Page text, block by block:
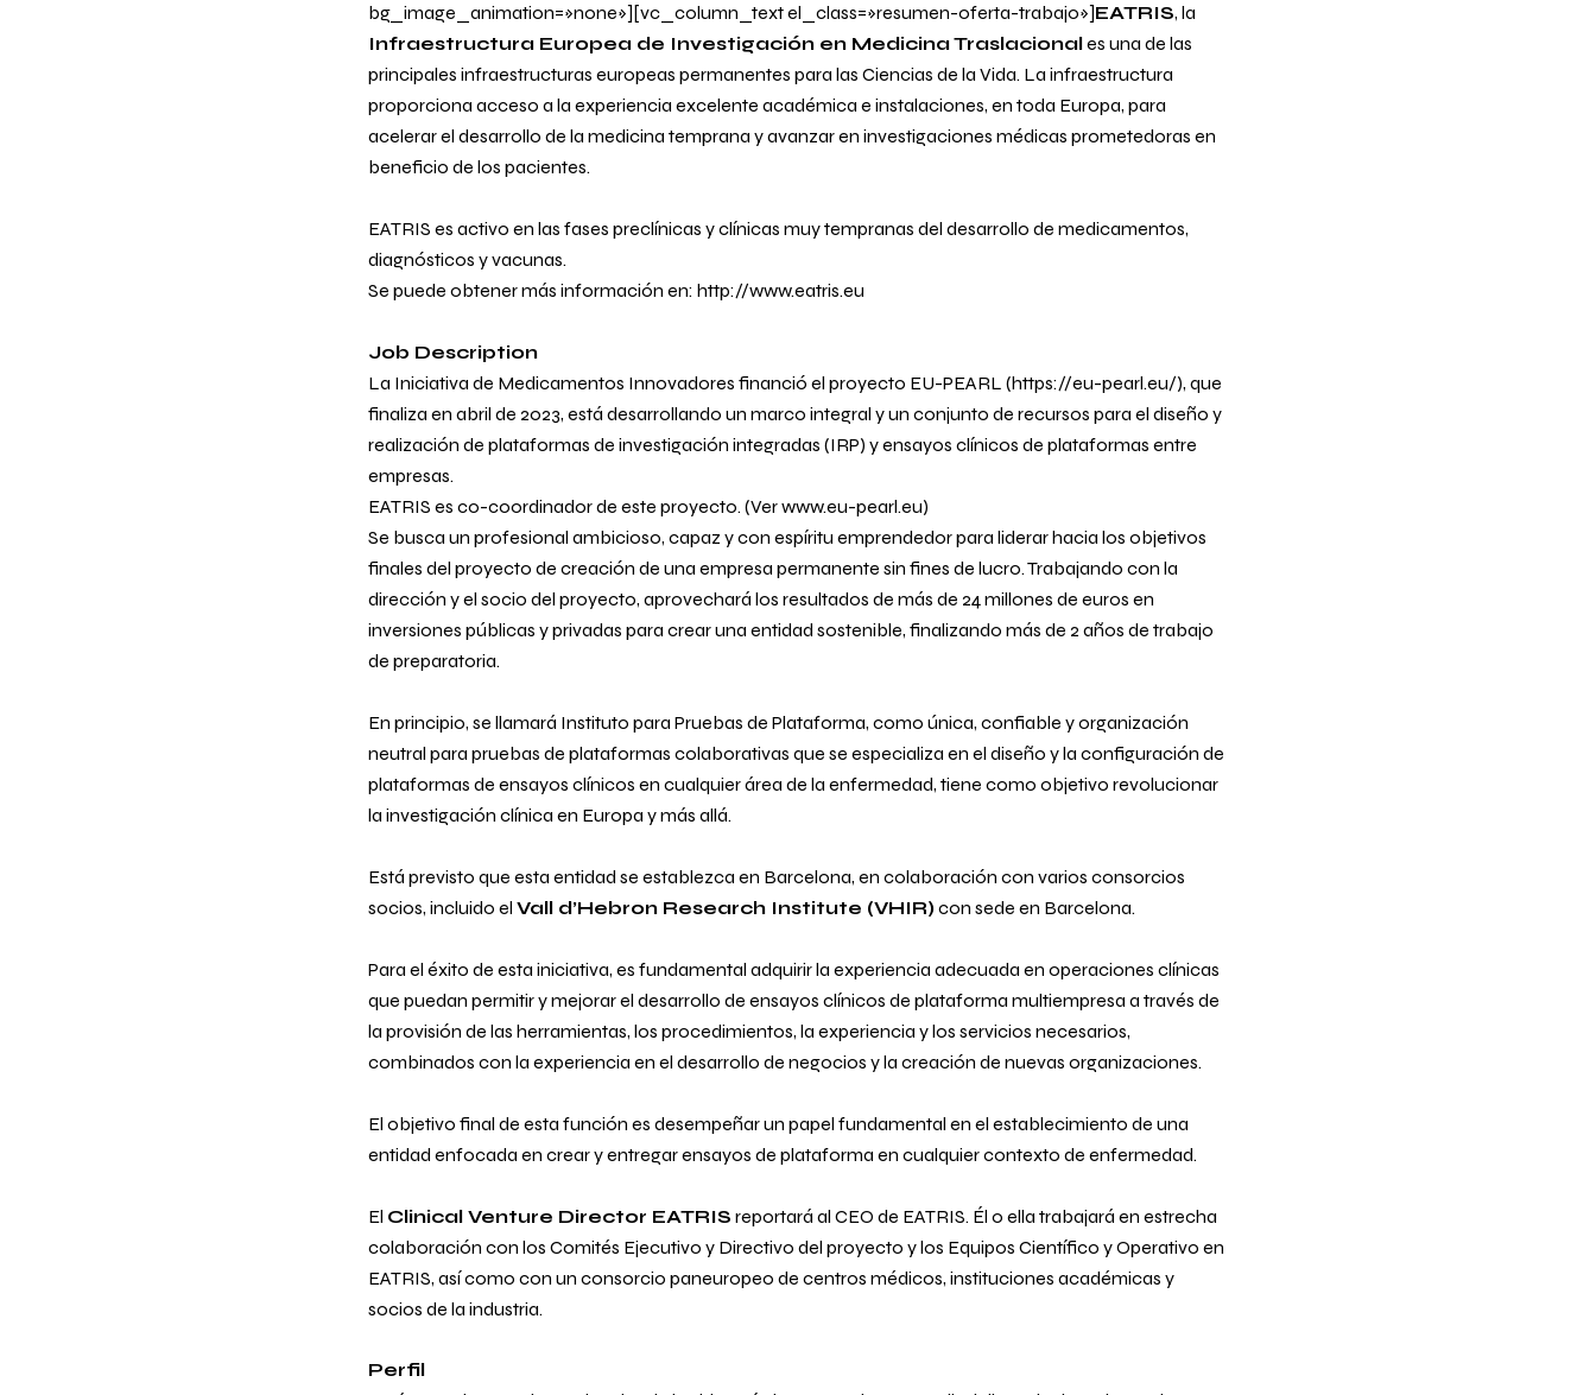
bg_image_animation=»none»][vc_column_text el_class=»resumen-oferta-trabajo»]EATRIS, la
Infraestructura Europea de Investigación en Medicina Traslacionales una de las
principales infraestructuras europeas permanentes para las Ciencias de la Vida. La infraestructura
proporciona acceso a la experiencia excelente académica e instalaciones, en toda Europa, para
acelerar el desarrollo de la medicina temprana y avanzar en investigaciones médicas prometedoras en
beneficio de los pacientes.
EATRIS es activo en las fases preclínicas y clínicas muy tempranas del desarrollo de medicamentos,
diagnósticos y vacunas.
Se puede obtener más información en: http://www.eatris.eu
Job Description
La Iniciativa de Medicamentos Innovadores financió el proyecto EU-PEARL (https://eu-pearl.eu/), que
finaliza en abril de 2023, está desarrollando un marco integral y un conjunto de recursos para el diseño y
realización de plataformas de investigación integradas (IRP) y ensayos clínicos de plataformas entre
empresas.
EATRIS es co-coordinador de este proyecto. (Ver www.eu-pearl.eu)
Se busca un profesional ambicioso, capaz y con espíritu emprendedor para liderar hacia los objetivos
finales del proyecto de creación de una empresa permanente sin fines de lucro. Trabajando con la
dirección y el socio del proyecto, aprovechará los resultados de más de 24 millones de euros en
inversiones públicas y privadas para crear una entidad sostenible, finalizando más de 2 años de trabajo
de preparatoria.
En principio, se llamará Instituto para Pruebas de Plataforma, como única, confiable y organización
neutral para pruebas de plataformas colaborativas que se especializa en el diseño y la configuración de
plataformas de ensayos clínicos en cualquier área de la enfermedad, tiene como objetivo revolucionar
la investigación clínica en Europa y más allá.
Está previsto que esta entidad se establezca en Barcelona, ​​en colaboración con varios consorcios
socios, incluido el Vall d’Hebron Research Institute (VHIR) con sede en Barcelona.
Para el éxito de esta iniciativa, es fundamental adquirir la experiencia adecuada en operaciones clínicas
que puedan permitir y mejorar el desarrollo de ensayos clínicos de plataforma multiempresa a través de
la provisión de las herramientas, los procedimientos, la experiencia y los servicios necesarios,
combinados con la experiencia en el desarrollo de negocios y la creación de nuevas organizaciones.
El objetivo final de esta función es desempeñar un papel fundamental en el establecimiento de una
entidad enfocada en crear y entregar ensayos de plataforma en cualquier contexto de enfermedad.
El Clinical Venture Director EATRIS reportará al CEO de EATRIS. Él o ella trabajará en estrecha
colaboración con los Comités Ejecutivo y Directivo del proyecto y los Equipos Científico y Operativo en
EATRIS, así como con un consorcio paneuropeo de centros médicos, instituciones académicas y
socios de la industria.
Perfil